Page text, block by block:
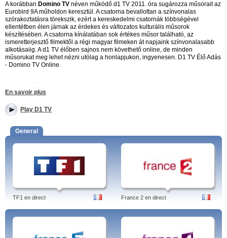
A korábban Domino TV néven működő d1 TV 2011. óra sugározza műsorait az
Eurobird 9A műholdon keresztül. A csatorna bevallottan a színvonalas
szórakoztatásra törekszik, ezért a kereskedelmi csatornák többségével
ellentétben élen járnak az érdekes és változatos kulturális műsorok
készítésében. A csatorna kínálatában sok értékes műsor található, az
ismeretterjesztő filmektől a régi magyar filmeken át napjaink színvonalasabb
alkotásaiig. A d1 TV élőben sajnos nem követhető online, de minden
műsorukat meg lehet nézni utólag a honlapjukon, ingyenesen. D1 TV Élő Adás
- Domino TV Online.
Melanzs:
melyben aktuális, izgalmas, sokakat érintő, érdekes dolgokat mutatnak be,
vagy éppen fontos közéleti kérdéseket boncolgatnak. D1 TV Élő Adás -
Domino TV Online. Melanzs.
Jazzméletlenek:
minden jazzkedvelő szívét. D1 - Jazzméletlenek online.
Kuriózoom:Havonta jelentkező filmes magazinműsor, mely betekintést ad a
filmkészítés világába, megosztja a nézőkkel a legfrissebb filmes híreket és a
reperto-ART:
Hetente jelentkező műsor, amolyan kulturális programajánló.
Legyen szó színházról, zenéről, irodalomról, kiállításokról, a reperto-ART
mindenből bemutatja a legjobbat. D1 TV Élő Adás - Domino TV Online.
En savoir plus
Play D1 TV
General
TF1 en direct France 2 en direct